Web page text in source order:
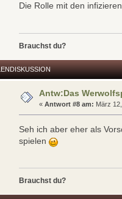
Die Rolle mit den
Brauchst du?
Antw:Das
«Antwort #8 am: März
Seh ich aber eher als
spielen
Brauchst du?